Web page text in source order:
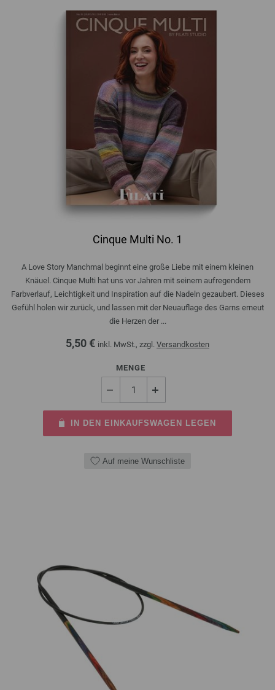
Cinque Multi No. 1
A Love Story Manchmal beginnt eine große Liebe mit einem kleinen
Knäuel. Cinque Multi hat uns vor Jahren mit seinem aufregendem
Farbverlauf, Leichtigkeit und Inspiration auf die Nadeln gezaubert. Dieses
Gefühl holen wir zurück, und lassen mit der Neuauflage des Garns erneut
die Herzen der ...
5,50 € inkl. MwSt., zzgl. Versandkosten
MENGE
IN DEN EINKAUFSWAGEN LEGEN
Auf meine Wunschliste